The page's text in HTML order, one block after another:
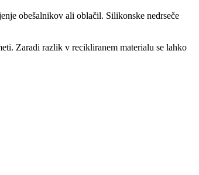
obešalnikov ali oblačil. Silikonske nedrseče
Zaradi razlik v recikliranem materialu se lahko